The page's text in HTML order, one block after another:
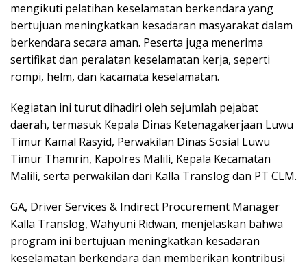
mengikuti pelatihan keselamatan berkendara yang
bertujuan meningkatkan kesadaran masyarakat dalam
berkendara secara aman. Peserta juga menerima
sertifikat dan peralatan keselamatan kerja, seperti
rompi, helm, dan kacamata keselamatan.
Kegiatan ini turut dihadiri oleh sejumlah pejabat
daerah, termasuk Kepala Dinas Ketenagakerjaan Luwu
Timur Kamal Rasyid, Perwakilan Dinas Sosial Luwu
Timur Thamrin, Kapolres Malili, Kepala Kecamatan
Malili, serta perwakilan dari Kalla Translog dan PT CLM.
GA, Driver Services & Indirect Procurement Manager
Kalla Translog, Wahyuni Ridwan, menjelaskan bahwa
program ini bertujuan meningkatkan kesadaran
keselamatan berkendara dan memberikan kontribusi